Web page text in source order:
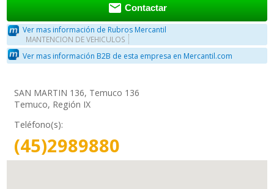
 Contactar
Ver mas información de Rubros Mercantil
MANTENCION DE VEHICULOS
Ver mas información B2B de esta empresa en Mercantil.com
SAN MARTIN 136, Temuco 136
Temuco, Región IX
Teléfono(s):
(45)2989880